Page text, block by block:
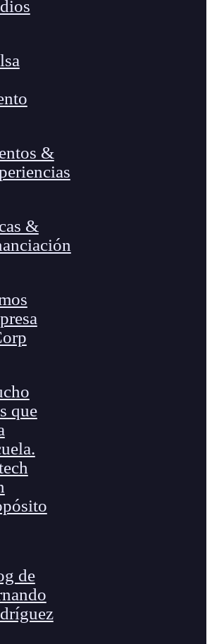
&
&
que
de